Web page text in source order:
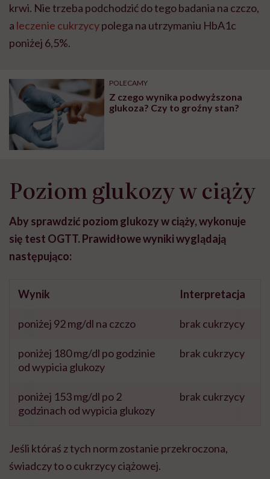
krwi. Nie trzeba podchodzić do tego badania na czczo,
a leczenie cukrzycypolega na utrzymaniu HbA1c
poniżej 6,5%.
POLECAMY
Z czego wynika podwyższona
glukoza? Czy to groźny stan?
Poziom glukozy w ciąży
Aby sprawdzić poziom glukozy w ciąży, wykonuje
się test OGTT. Prawidłowe wyniki wyglądają
następująco:
Wynik Interpretacja
poniżej 92 mg/dl na czczo brak cukrzycy
poniżej 180 mg/dl po godzinie
od wypicia glukozy
brak cukrzycy
poniżej 153 mg/dl po 2
godzinach od wypicia glukozy
brak cukrzycy
Jeśli któraś z tych norm zostanie przekroczona,
świadczy to o cukrzycy ciążowej.